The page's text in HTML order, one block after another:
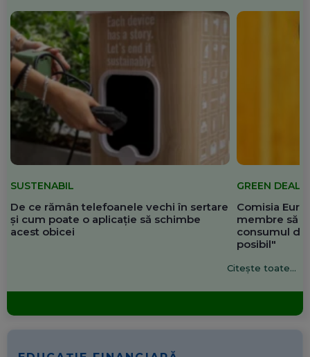
SUSTENABIL
De ce rămân telefoanele vechi în sertare
și cum poate o aplicație să schimbe
acest obicei
GREEN DEAL
Comisia
membre să
consumul de
posibil"
Citește toate...